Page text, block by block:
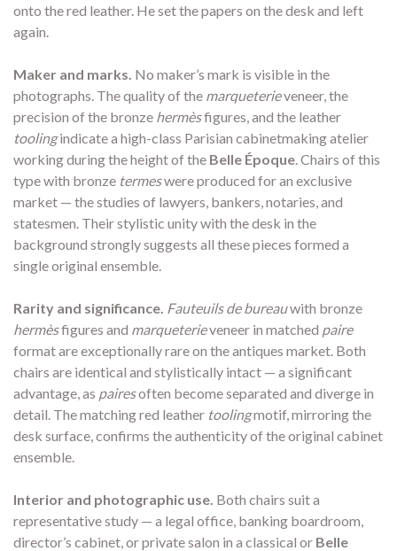
onto the red leather. He set the papers on the desk and left
again.
Maker and marks. No maker’s mark is visible in the
photographs. The quality of the marqueterieveneer, the
precision of the bronze hermèsfigures, and the leather
toolingindicate a high-class Parisian cabinetmaking atelier
working during the height of the Belle Époque. Chairs of this
type with bronze termeswere produced for an exclusive
market — the studies of lawyers, bankers, notaries, and
statesmen. Their stylistic unity with the desk in the
background strongly suggests all these pieces formed a
single original ensemble.
Rarity and significance. Fauteuils de bureauwith bronze
hermèsfigures and marqueterieveneer in matched paire
format are exceptionally rare on the antiques market. Both
chairs are identical and stylistically intact — a significant
advantage, as pairesoften become separated and diverge in
detail. The matching red leather toolingmotif, mirroring the
desk surface, confirms the authenticity of the original cabinet
ensemble.
Interior and photographic use. Both chairs suit a
representative study — a legal office, banking boardroom,
director’s cabinet, or private salon in a classical or Belle